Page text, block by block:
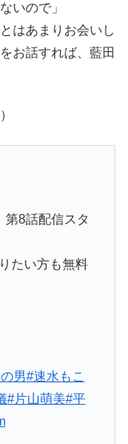
いので」
はあまりお会いし
お話すれば、藍田
）
第8話配信スタ
たい方も無料
男#速水もこ
#片山萌美#平